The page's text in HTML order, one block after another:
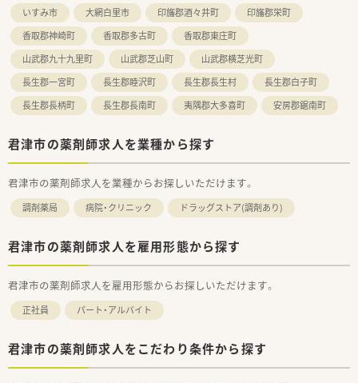
いすみ市
大網白里市 印旛郡酒々井町
印旛郡栄町
香取郡神崎町
香取郡多古町
香取郡東庄町
山武郡九十九里町
山武郡芝山町
山武郡横芝光町
長生郡一宮町
長生郡睦沢町 長生郡長生村
長生郡白子町
長生郡長柄町
長生郡長南町 夷隅郡大多喜町 安房郡鋸南町
君津市の薬剤師求人を業種から探す
君津市の薬剤師求人を業種からお探しいただけます。
調剤薬局 病院・クリニック ドラッグストア(調剤あり)
君津市の薬剤師求人を雇用形態から探す
君津市の薬剤師求人を雇用形態からお探しいただけます。
正社員 パート・アルバイト
君津市の薬剤師求人をこだわり条件から探す